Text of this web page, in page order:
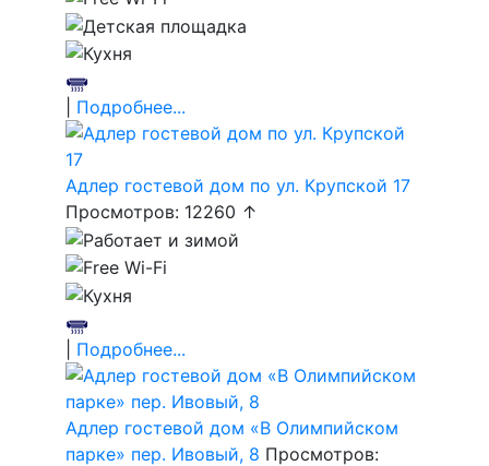
Подробнее...
Адлер гостевой дом по ул. Крупской 17
Просмотров: 12260 ↑
Подробнее...
Адлер гостевой дом «В Олимпийском
парке» пер. Ивовый, 8 Просмотров: